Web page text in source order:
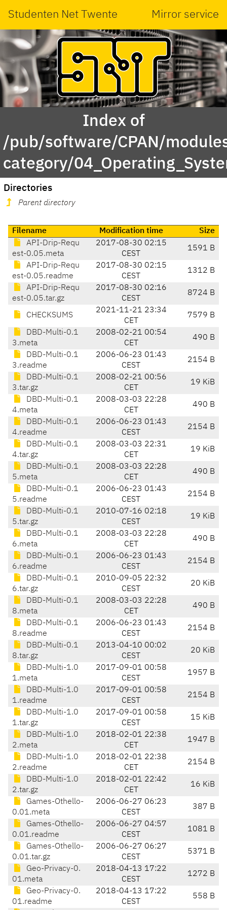
Studenten Net Twente Mirror service
Index of
/pub/software/CPAN/
category/
Directories
Parent directory
Filename Modification time
Size
API-Drip-Requ
est-0.05.meta
2017-08-30 02:15
CEST
1591 B
API-Drip-Requ
est-0.05.readme
2017-08-30 02:15
CEST
1312 B
API-Drip-Requ
est-0.05.tar.gz
2017-08-30 02:16
CEST
8724 B
CHECKSUMS
2021-11-21 23:34
CET
7579 B
DBD-Multi-0.1
3.meta
2008-02-21 00:54
CET
490 B
DBD-Multi-0.1
3.readme
2006-06-23 01:43
CEST
2154 B
DBD-Multi-0.1
3.tar.gz
2008-02-21 00:56
CET
19 KiB
DBD-Multi-0.1
4.meta
2008-03-03 22:28
CET
490 B
DBD-Multi-0.1
4.readme
2006-06-23 01:43
CEST
2154 B
DBD-Multi-0.1
4.tar.gz
2008-03-03 22:31
CET
19 KiB
DBD-Multi-0.1
5.meta
2008-03-03 22:28
CET
490 B
DBD-Multi-0.1
5.readme
2006-06-23 01:43
CEST
2154 B
DBD-Multi-0.1
5.tar.gz
2010-07-16 02:18
CEST
19 KiB
DBD-Multi-0.1
6.meta
2008-03-03 22:28
CET
490 B
DBD-Multi-0.1
6.readme
2006-06-23 01:43
CEST
2154 B
DBD-Multi-0.1
6.tar.gz
2010-09-05 22:32
CEST
20 KiB
DBD-Multi-0.1
8.meta
2008-03-03 22:28
CET
490 B
DBD-Multi-0.1
8.readme
2006-06-23 01:43
CEST
2154 B
DBD-Multi-0.1
8.tar.gz
2013-04-10 00:02
CEST
20 KiB
DBD-Multi-1.0
1.meta
2017-09-01 00:58
CEST
1957 B
DBD-Multi-1.0
1.readme
2017-09-01 00:58
CEST
2154 B
DBD-Multi-1.0
1.tar.gz
2017-09-01 00:58
CEST
15 KiB
DBD-Multi-1.0
2.meta
2018-02-01 22:38
CET
1947 B
DBD-Multi-1.0
2.readme
2018-02-01 22:38
CET
2154 B
DBD-Multi-1.0
2.tar.gz
2018-02-01 22:42
CET
16 KiB
Games-Othello-
0.01.meta
2006-06-27 06:23
CEST
387 B
Games-Othello-
0.01.readme
2006-06-27 04:57
CEST
1081 B
Games-Othello-
0.01.tar.gz
2006-06-27 06:27
CEST
5371 B
Geo-Privacy-0.
01.meta
2018-04-13 17:22
CEST
1272 B
Geo-Privacy-0.
01.readme
2018-04-13 17:22
CEST
558 B